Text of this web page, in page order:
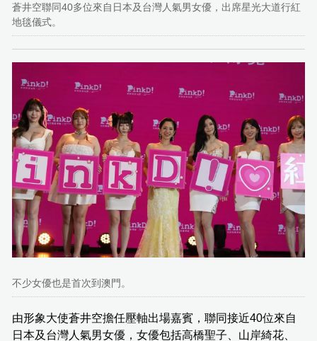
蒼井空聯同40多位來自日本及台灣人氣男女優，出席星光大道行紅
地毯儀式。
不少女優也是首次到澳門。
由形象大使蒼井空擔任壓軸出場嘉賓，聯同接近40位來自
日本及台灣人氣男女優，女優包括高橋聖子、山岸綺花、